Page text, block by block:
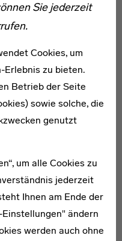
Sie jederzeit
Cookies, um
Erlebnis zu bieten.
Betrieb der Seite
sowie solche, die
genutzt
um alle Cookies zu
jederzeit
Ihnen am Ende der
ändern
werden auch ohne